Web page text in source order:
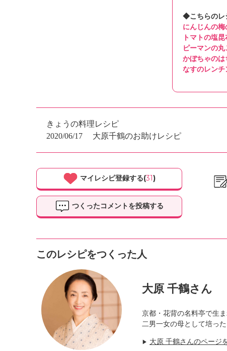
◆こちらのレ
にんじんの梅
トマトの塩昆
ピーマンの丸
かぼちゃの
なすのレンチ
きょうの料理レシピ
2020/06/17
大原千鶴のお助けレシピ
マイレシピ登録する(31)
つくったコメントを投稿する
このレシピをつくった人
大原 千鶴さん
京都・花背の名料亭で生
二男一女の母として培っ
▶ 大原 千鶴さんのページ